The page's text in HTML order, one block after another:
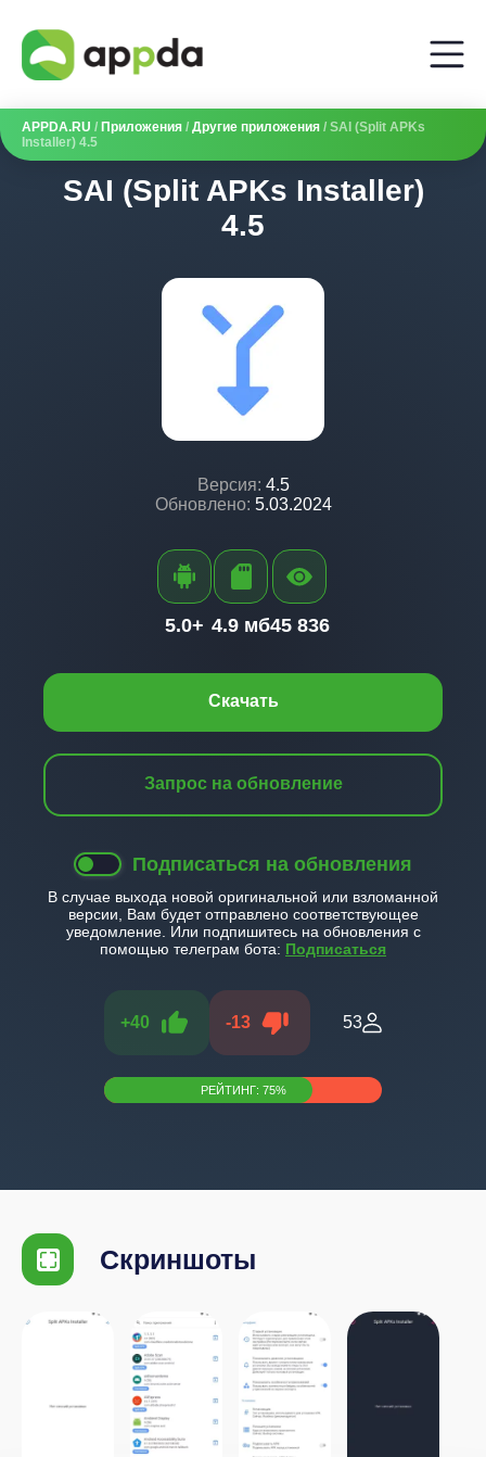
APPDA.RU / Приложения / Другие приложения / SAI (Split APKs
Installer) 4.5
SAI (Split APKs Installer)
4.5
Версия: 4.5
Обновлено: 5.03.2024
Скачать
Запрос на обновление
Подписаться на обновления
В случае выхода новой оригинальной или взломанной
версии, Вам будет отправлено соответствующее
уведомление. Или подпишитесь на обновления с
помощью телеграм бота: Подписаться
+40 -13 53
РЕЙТИНГ: 75%
5.0+ 4.9 мб45 836
Скриншоты